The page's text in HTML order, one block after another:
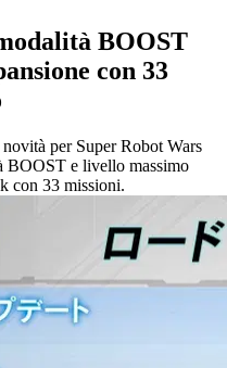
BOOST
con 33
per Super Robot Wars
BOOST e livello massimo
con 33 missioni.